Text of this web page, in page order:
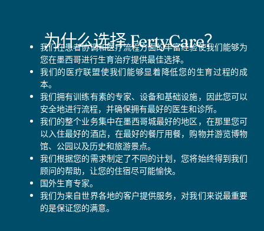
为什么选择 FertyCare？
我们在患者协调和医疗流程方面的丰富经验使我们能够为
您在墨西哥进行生育治疗提供最佳选择。
我们的医疗联盟使我们能够显着降低您的生育过程的成
本。
我们拥有训练有素的专家、设备和基础设施，因此您可以
安全地进行流程，并确保拥有最好的医生和诊所。
我们的整个业务集中在墨西哥城最好的地区，在那里您可
以入住最好的酒店，在最好的餐厅用餐，购物并游览博物
馆、公园以及历史和旅游景点。
我们根据您的需求制定了不同的计划，您将始终得到我们
顾问的帮助，让您的住宿尽可能愉快。
国外生育专家。
我们为来自世界各地的客户提供服务，对我们来说最重要
的是保证您的满意。